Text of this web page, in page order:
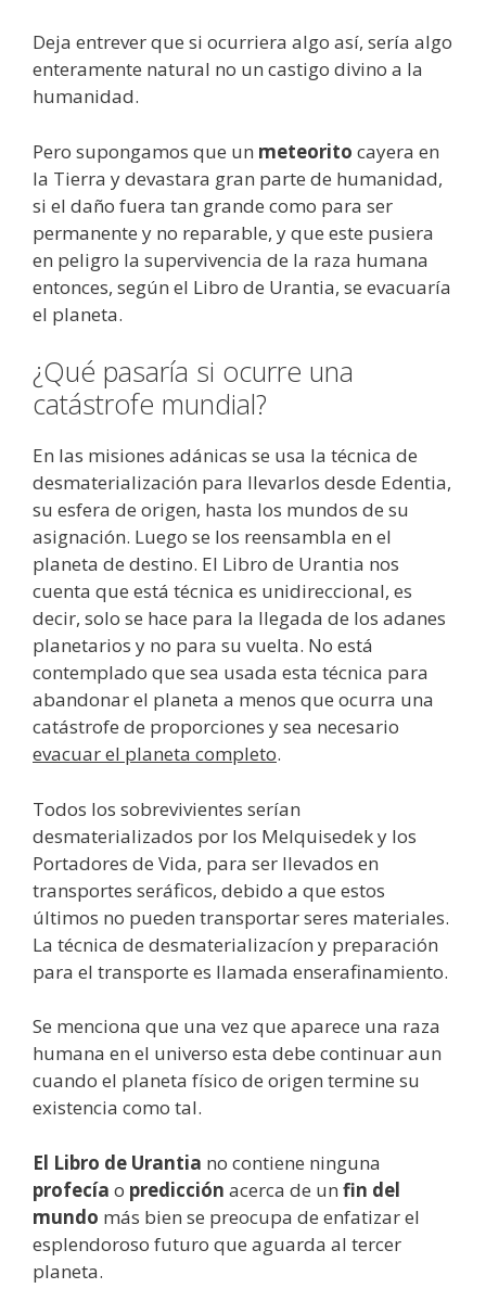
Deja entrever que si ocurriera algo así, sería algo
enteramente natural no un castigo divino a la
humanidad.
Pero supongamos que un meteorito cayera en
la Tierra y devastara gran parte de humanidad,
si el daño fuera tan grande como para ser
permanente y no reparable, y que este pusiera
en peligro la supervivencia de la raza humana
entonces, según el Libro de Urantia, se evacuaría
el planeta.
¿Qué pasaría si ocurre una
catástrofe mundial?
En las misiones adánicas se usa la técnica de
desmaterialización para llevarlos desde Edentia,
su esfera de origen, hasta los mundos de su
asignación. Luego se los reensambla en el
planeta de destino. El Libro de Urantia nos
cuenta que está técnica es unidireccional, es
decir, solo se hace para la llegada de los adanes
planetarios y no para su vuelta. No está
contemplado que sea usada esta técnica para
abandonar el planeta a menos que ocurra una
catástrofe de proporciones y sea necesario
evacuar el planeta completo.
Todos los sobrevivientes serían
desmaterializados por los Melquisedek y los
Portadores de Vida, para ser llevados en
transportes seráficos, debido a que estos
últimos no pueden transportar seres materiales.
La técnica de desmaterializacíon y preparación
para el transporte es llamada enserafinamiento.
Se menciona que una vez que aparece una raza
humana en el universo esta debe continuar aun
cuando el planeta físico de origen termine su
existencia como tal.
El Libro de Urantia no contiene ninguna
profecía o predicción acerca de un fin del
mundo más bien se preocupa de enfatizar el
esplendoroso futuro que aguarda al tercer
planeta.